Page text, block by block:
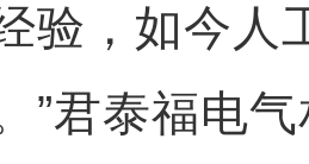
验，如今人
”君泰福电